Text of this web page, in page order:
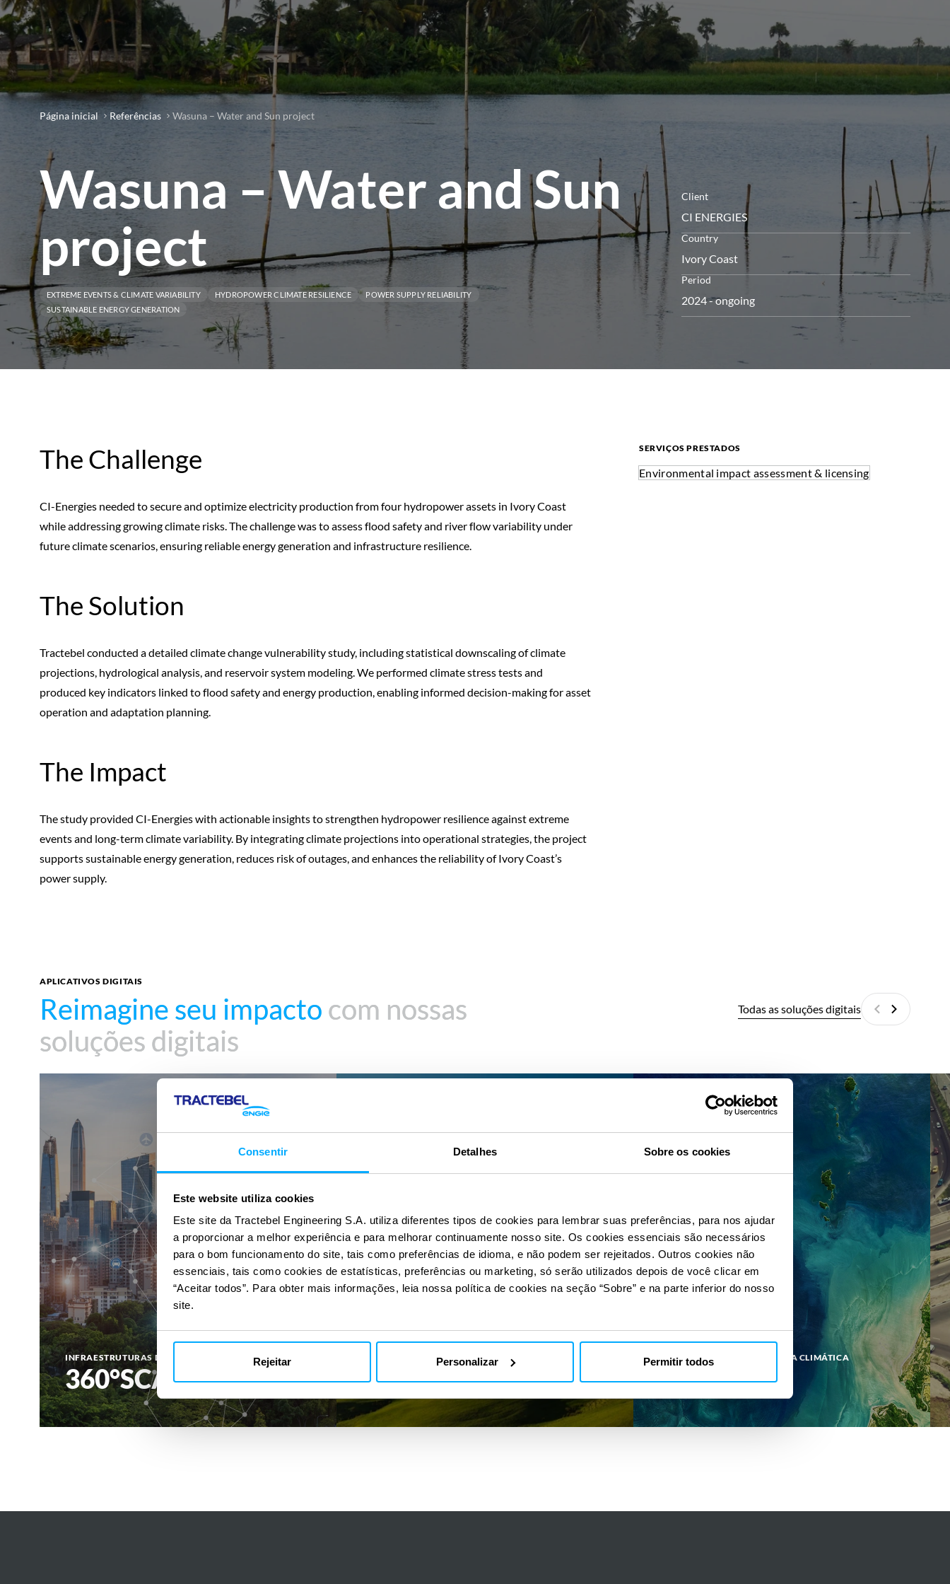
Consentir Detalhes Sobre os cookies
Este website utiliza cookies
Este site da Tractebel Engineering S.A. utiliza diferentes tipos de cookies para lembrar suas preferências, para nos ajudar
a proporcionar a melhor experiência e para melhorar continuamente nosso site. Os cookies essenciais são necessários
para o bom funcionamento do site, tais como preferências de idioma, e não podem ser rejeitados. Outros cookies não
essenciais, tais como cookies de estatísticas, preferências ou marketing, só serão utilizados depois de você clicar em
“Aceitar todos”. Para obter mais informações, leia nossa política de cookies na seção “Sobre” e na parte inferior do nosso
site.
Rejeitar Personalizar Permitir todos
Página inicial Referências Wasuna – Water and Sun project
Wasuna – Water and Sun
project
EXTREME EVENTS & CLIMATE VARIABILITY HYDROPOWER CLIMATE RESILIENCE
POWER SUPPLY RELIABILITY
SUSTAINABLE ENERGY GENERATION
Client
CI ENERGIES
Country
Ivory Coast
Period
2024 - ongoing
SERVIÇOS PRESTADOS
Environmental impact assessment & licensing
The Challenge
CI-Energies needed to secure and optimize electricity production from four hydropower assets in Ivory Coast
while addressing growing climate risks. The challenge was to assess flood safety and river flow variability under
future climate scenarios, ensuring reliable energy generation and infrastructure resilience.
The Solution
Tractebel conducted a detailed climate change vulnerability study, including statistical downscaling of climate
projections, hydrological analysis, and reservoir system modeling. We performed climate stress tests and
produced key indicators linked to flood safety and energy production, enabling informed decision-making for asset
operation and adaptation planning.
The Impact
The study provided CI-Energies with actionable insights to strengthen hydropower resilience against extreme
events and long-term climate variability. By integrating climate projections into operational strategies, the project
supports sustainable energy generation, reduces risk of outages, and enhances the reliability of Ivory Coast’s
power supply.
APLICATIVOS DIGITAIS
Reimagine seu impacto com nossas
soluções digitais
Reimagine seu impacto com nossas
soluções digitais
Todas as soluções digitais
AnteriorPróximo
INFRAESTRUTURAS DE TRANSPORTE
360°SCANS
ENERGIAS RENOVÁVEIS
AutoCFD
AutoCFD
MEIO AMBIENTE E RESILIÊNCIA CLIMÁTICA
GeoPortal
GeoPortal